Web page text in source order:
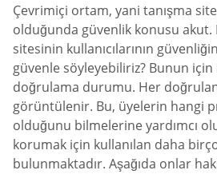
Çevrimiçi ortam, yani tanışma
olduğunda güvenlik konusu akut.
sitesinin kullanıcılarının
güvenle söyleyebiliriz? Bunun
doğrulama durumu. Her
görüntülenir. Bu, üyelerin hangi
olduğunu bilmelerine yardımcı
korumak için kullanılan daha
bulunmaktadır. Aşağıda onlar